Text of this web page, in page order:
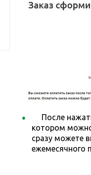
После
котором
сразу можете
ежемесячного